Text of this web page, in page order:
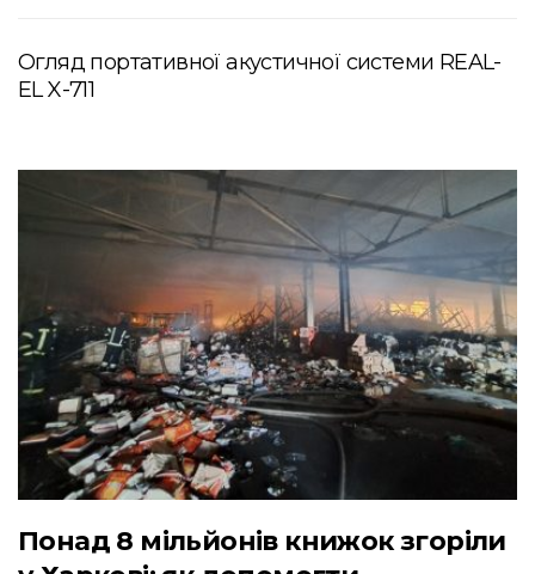
Огляд портативної акустичної системи REAL-
EL X-711
Понад 8 мільйонів книжок згоріли